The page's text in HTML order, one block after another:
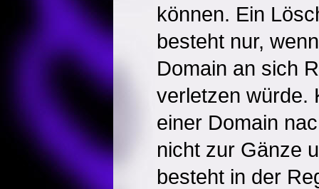
können. Ein
besteht nur,
Domain an sich
verletzen würde.
einer Domain
nicht zur Gänze
besteht in der